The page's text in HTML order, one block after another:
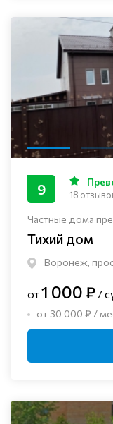
Частные дома
Тихий дом
Воронеж,
9 18
от1 000 ₽ /
от 30 000 ₽ /